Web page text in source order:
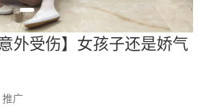
外受伤】女孩子还是娇气
推广